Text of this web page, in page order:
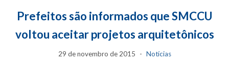
Prefeitos são informados que SMCCU
voltou aceitar projetos arquitetônicos
29 de novembro de 2015 Notícias